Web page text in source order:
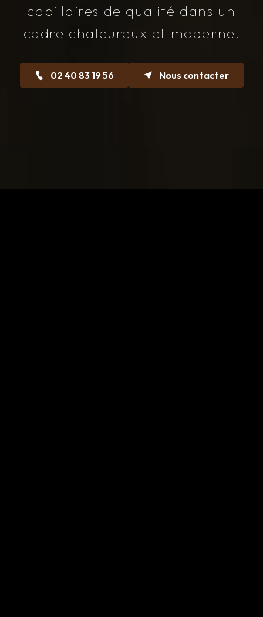
capillaires de qualité dans un
cadre chaleureux et moderne.
02 40 83 19 56 Nous contacter